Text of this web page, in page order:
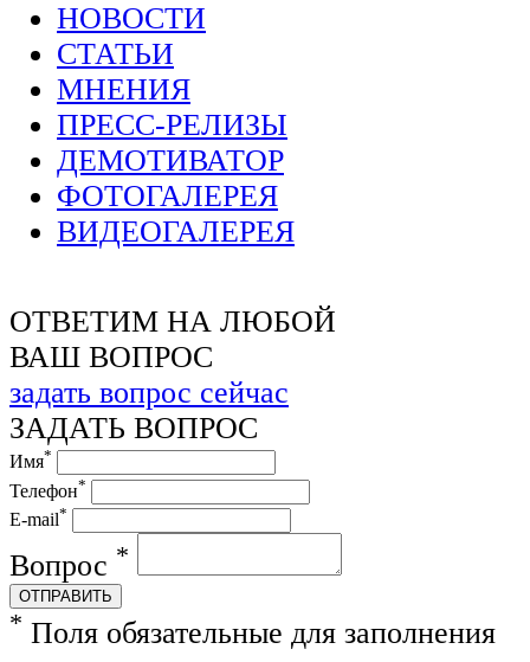
НОВОСТИ
СТАТЬИ
МНЕНИЯ
ПРЕСС-РЕЛИЗЫ
ДЕМОТИВАТОР
ФОТОГАЛЕРЕЯ
ВИДЕОГАЛЕРЕЯ
ОТВЕТИМ НА ЛЮБОЙ
ВАШ ВОПРОС
задать вопрос сейчас
ЗАДАТЬ ВОПРОС
Имя*
Телефон*
E-mail*
Вопрос *
ОТПРАВИТЬ
* Поля обязательные для заполнения